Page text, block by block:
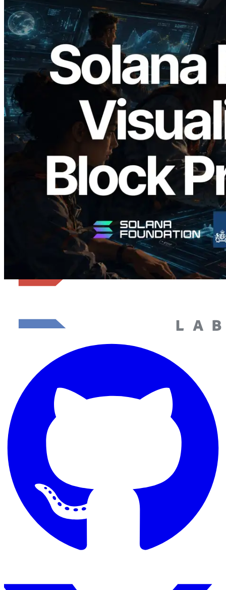
2026.05.24
Validators Solutions เปิดตัว Solana Block
Analyzer — แสดงเวลาการผลิตบล็อก
ระดับ slot และบาลิเดเตอร์ที่รับผิดชอบ